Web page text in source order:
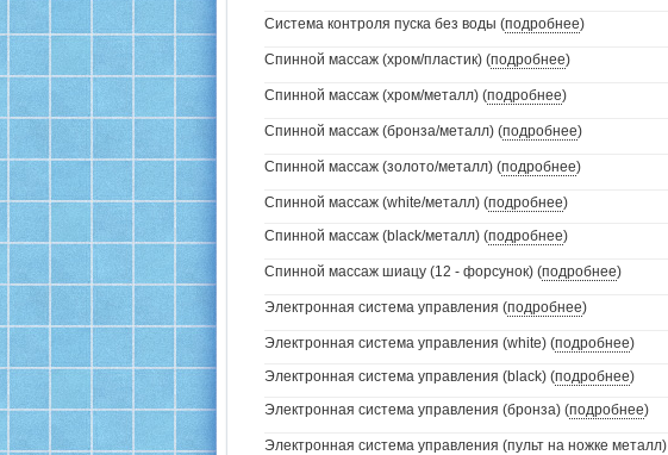
Система контроля пуска без воды (подробнее)
Спинной массаж (хром/пластик) (подробнее)
Спинной массаж (хром/металл) (подробнее)
Спинной массаж (бронза/металл) (подробнее)
Спинной массаж (золото/металл) (подробнее)
Спинной массаж (white/металл) (подробнее)
Спинной массаж (black/металл) (подробнее)
Спинной массаж шиацу (12 - форсунок) (подробнее)
Электронная система управления (подробнее)
Электронная система управления (white) (подробнее)
Электронная система управления (black) (подробнее)
Электронная система управления (бронза) (подробнее)
Электронная система управления (пульт на ножке металл)